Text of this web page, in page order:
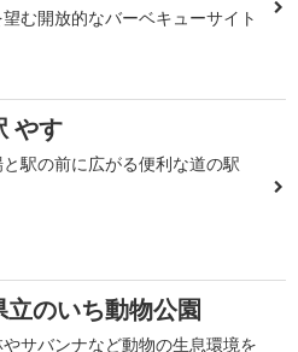
む開放的なバーベキューサイト
やす
駅の前に広がる便利な道の駅
立のいち動物公園
サバンナなど動物の生息環境を